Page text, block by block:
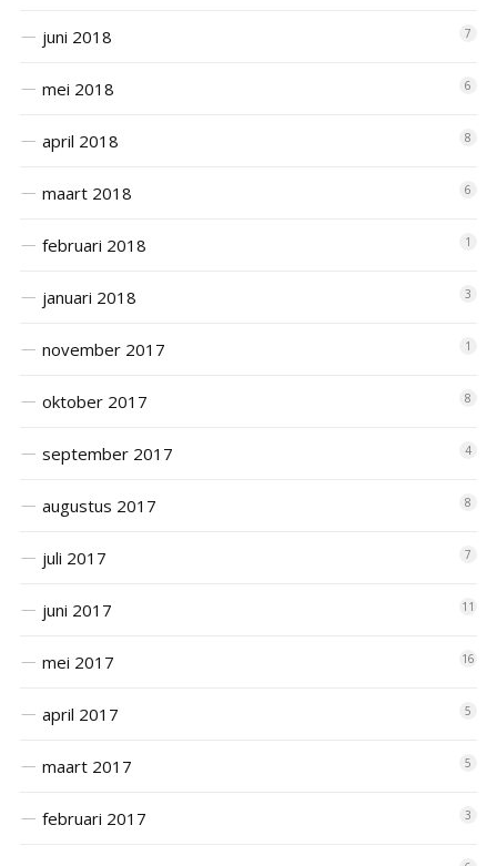
juni 2018 7
mei 2018 6
april 2018 8
maart 2018 6
februari 2018 1
januari 2018 3
november 2017 1
oktober 2017 8
september 2017 4
augustus 2017 8
juli 2017 7
juni 2017 11
mei 2017 16
april 2017 5
maart 2017 5
februari 2017 3